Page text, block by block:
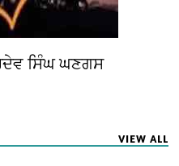
ਸਿੰਘ ਘਣਗਸ
VIEW ALL